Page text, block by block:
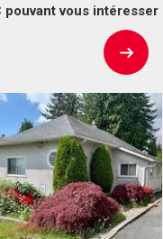
vous intéresser